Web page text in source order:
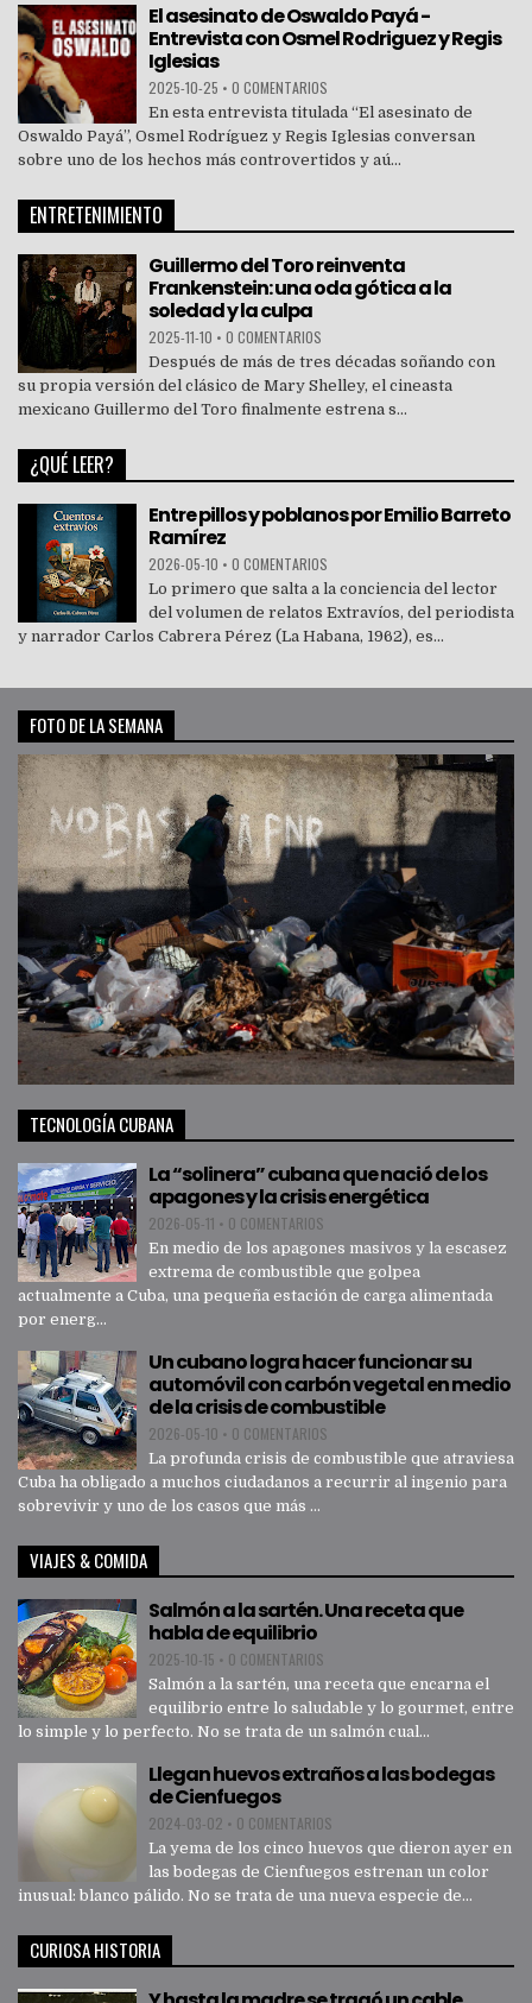
El asesinato de Oswaldo Payá -
Entrevista con Osmel Rodriguez y Regis
Iglesias
2025-10-25 • 0 COMENTARIOS
En esta entrevista titulada “El asesinato de
Oswaldo Payá”, Osmel Rodríguez y Regis Iglesias conversan
sobre uno de los hechos más controvertidos y aú...
ENTRETENIMIENTO
Guillermo del Toro reinventa
Frankenstein: una oda gótica a la
soledad y la culpa
2025-11-10 • 0 COMENTARIOS
Después de más de tres décadas soñando con
su propia versión del clásico de Mary Shelley, el cineasta
mexicano Guillermo del Toro finalmente estrena s...
¿QUÉ LEER?
Entre pillos y poblanos por Emilio Barreto
Ramírez
2026-05-10 • 0 COMENTARIOS
Lo primero que salta a la conciencia del lector
del volumen de relatos Extravíos, del periodista
y narrador Carlos Cabrera Pérez (La Habana, 1962), es...
FOTO DE LA SEMANA
TECNOLOGÍA CUBANA
La “solinera” cubana que nació de los
apagones y la crisis energética
2026-05-11 • 0 COMENTARIOS
En medio de los apagones masivos y la escasez
extrema de combustible que golpea
actualmente a Cuba, una pequeña estación de carga alimentada
por energ...
Un cubano logra hacer funcionar su
automóvil con carbón vegetal en medio
de la crisis de combustible
2026-05-10 • 0 COMENTARIOS
La profunda crisis de combustible que atraviesa
Cuba ha obligado a muchos ciudadanos a recurrir al ingenio para
sobrevivir y uno de los casos que más ...
VIAJES & COMIDA
Salmón a la sartén. Una receta que
habla de equilibrio
2025-10-15 • 0 COMENTARIOS
Salmón a la sartén, una receta que encarna el
equilibrio entre lo saludable y lo gourmet, entre
lo simple y lo perfecto. No se trata de un salmón cual...
Llegan huevos extraños a las bodegas
de Cienfuegos
2024-03-02 • 0 COMENTARIOS
La yema de los cinco huevos que dieron ayer en
las bodegas de Cienfuegos estrenan un color
inusual: blanco pálido. No se trata de una nueva especie de...
CURIOSA HISTORIA